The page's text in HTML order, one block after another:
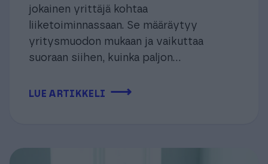
jokainen yrittäjä kohtaa
liiketoiminnassaan. Se määräytyy
yritysmuodon mukaan ja vaikuttaa
suoraan siihen, kuinka paljon...
LUE ARTIKKELI ⟶